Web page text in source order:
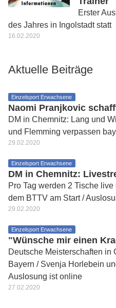
Erster
des Jahres in Ingolstadt statt
16.02.2020
Aktuelle Beiträge
Einzelsport Erwachsene
Naomi Pranjkovic
DM in Chemnitz: Lang und
und Flemming verpassen
29.02.2020
Einzelsport Erwachsene
DM in Chemnitz:
Pro Tag werden 2 Tische
dem BTTV am Start /
29.02.2020
Einzelsport Erwachsene
"Wünsche mir einen
Deutsche Meisterschaften in
Bayern / Svenja Horlebein
Auslosung ist online
27.02.2020